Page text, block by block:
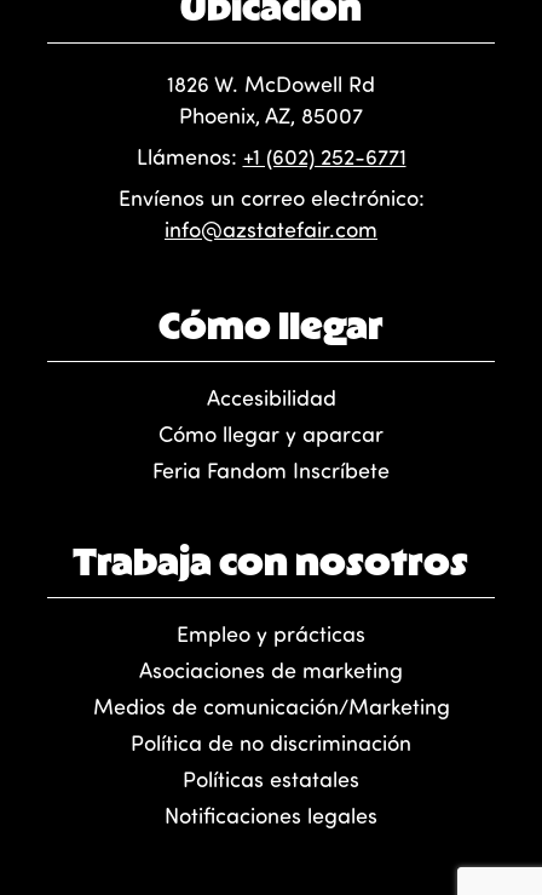
1826 W. McDowell Rd
Phoenix, AZ, 85007
Llámenos: +1 (602) 252-6771
Envíenos un correo electrónico:
info@azstatefair.com
Cómo llegar
Accesibilidad
Cómo llegar y aparcar
Feria Fandom Inscríbete
Trabaja con nosotros
Empleo y prácticas
Asociaciones de marketing
Medios de comunicación/Marketing
Política de no discriminación
Políticas estatales
Notificaciones legales